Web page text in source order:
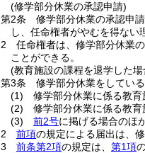
(修学部分休業の承認申請)
第2条
修学部分休業の承認申
し、任命権者がやむを得ない
2
任命権者は、修学部分休業
ことができる。
(教育施設の課程を退学した
第3条
修学部分休業をしてい
(1)
修学部分休業に係る教
(2)
修学部分休業に係る教
(3)
前2号に掲げる場合のほ
2
前項の規定による届出は、
3
前条第2項の規定は、 第1項